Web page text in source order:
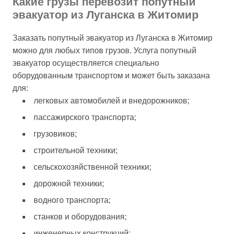
эвакуатор из Луганска в Житомир
Заказать попутный эвакуатор из Луганска в Житомир
можно для любых типов грузов. Услуга попутный
эвакуатор осуществляется специально
оборудованным транспортом и может быть заказана
для:
легковых автомобилей и внедорожников;
пассажирского транспорта;
грузовиков;
строительной техники;
сельскохозяйственной техники;
дорожной техники;
водного транспорта;
станков и оборудования;